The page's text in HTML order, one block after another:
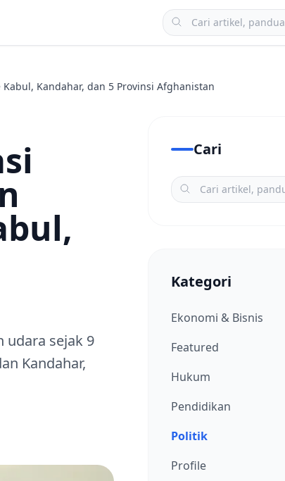
Kabul, Kandahar, dan 5 Provinsi Afghanistan
udara sejak 9
Kandahar,
Cari
Kategori
Ekonomi & Bisnis
Featured
Hukum
Pendidikan
Politik
Profile